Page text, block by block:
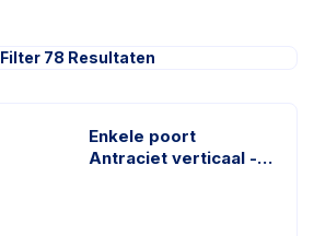
Filter 78 Resultaten
Enkele poort
Antraciet verticaal -